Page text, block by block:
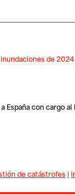
de
con cargo
de catástrofes|